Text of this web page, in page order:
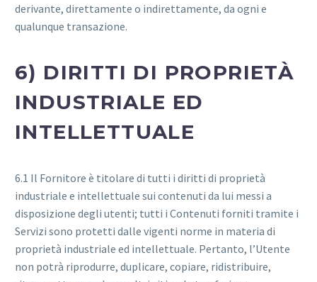
derivante, direttamente o indirettamente, da ogni e
qualunque transazione.
6) DIRITTI DI PROPRIETÀ
INDUSTRIALE ED
INTELLETTUALE
6.1 Il Fornitore è titolare di tutti i diritti di proprietà
industriale e intellettuale sui contenuti da lui messi a
disposizione degli utenti; tutti i Contenuti forniti tramite i
Servizi sono protetti dalle vigenti norme in materia di
proprietà industriale ed intellettuale. Pertanto, l’Utente
non potrà riprodurre, duplicare, copiare, ridistribuire,